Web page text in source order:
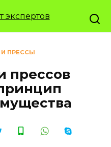
ПРЕССЫ
прессов